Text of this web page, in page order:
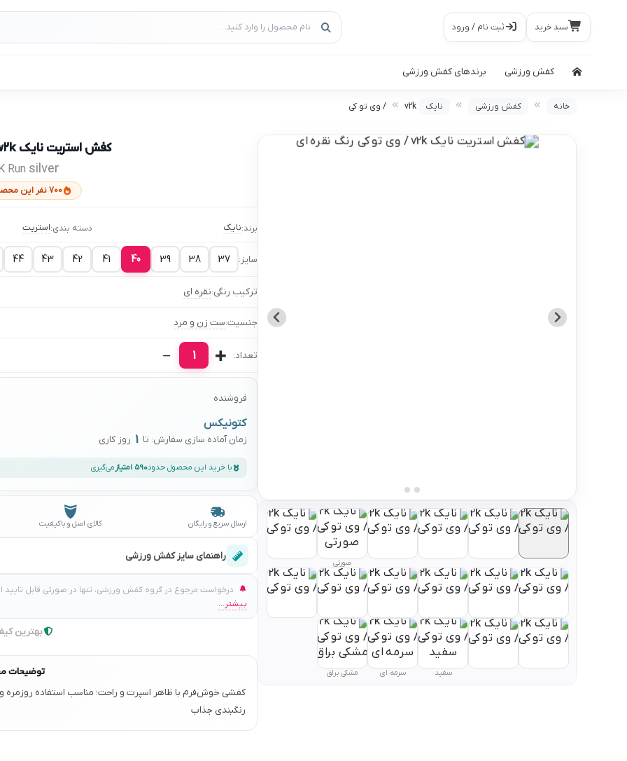
سبد خرید ثبت نام / ورود
کفش ورزشی برندهای کفش ورزشی
خانه کفش ورزشی نایک v2k / وی تو کی
صورتی
سفید سرمه ای مشکی براق
کفش استریت نایک v2k / وی تو کی
Run silver
700 نفر این محصول را خریده‌اند
برند:نایک دسته بندی:استریت
سایز: 37
38
39
40
41
42
43
44
ترکیب رنگی:نقره ای
جنسیت:ست زن و مرد
تعداد: 1
راهنمای سایز کفش ورزشی
درخواست مرجوع در گروه کفش ورزشی، تنها در صورتی قابل تایید
بیشتر...
فروشنده
کتونیکس
زمان آماده سازی سفارش: تا 1 روز کاری
با خرید این محصول حدود590 امتیاز می‌گیری
ارسال سریع و رایگان کالای اصل و باکیفیت
بهترین
توضیحات
کفشی خوش‌فرم با ظاهر اسپرت و راحت؛ مناسب استفاده روزمره و
رنگبندی جذاب